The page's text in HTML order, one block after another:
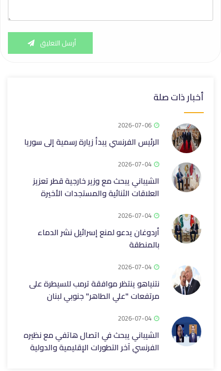
أرسل التعليق
أخبار ذات صلة
2026-07-06
الرئيس الفرنسي يبدأ زيارة رسمية إلى سوريا
2026-07-04
الشيباني يبحث مع وزير خارجية قطر تعزيز
العلاقات الثنائية والمستجدات الأخيرة
2026-07-04
أردوغان يدعو لمنع إسرائيل نشر الدماء
بالمنطقة
2026-07-04
نتنياهو ينتظر موافقة ترمب للسيطرة على
مرتفعات "علي الطاهر" جنوبي لبنان
2026-07-04
الشيباني يبحث في اتصال هاتفي مع نظيره
الفرنسي آخر التطورات الإقليمية والدولية ‏